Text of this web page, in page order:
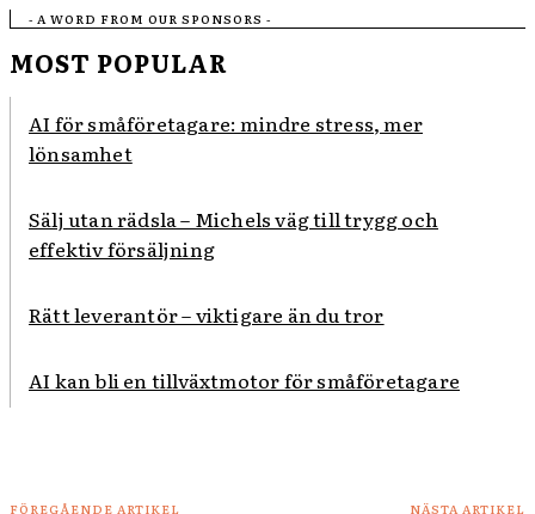
- A WORD FROM OUR SPONSORS -
MOST POPULAR
AI för småföretagare: mindre stress, mer
lönsamhet
Sälj utan rädsla – Michels väg till trygg och
effektiv försäljning
Rätt leverantör – viktigare än du tror
AI kan bli en tillväxtmotor för småföretagare
FÖREGÅENDE ARTIKEL NÄSTA ARTIKEL